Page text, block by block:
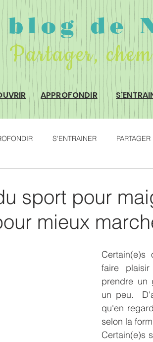
blog de
Partager,
APPROFONDIR
S'ENTRAINER PARTAGER
sport pour
mieux
faire
prendre un
un peu.
qu'en
selon la
Certain(e)s